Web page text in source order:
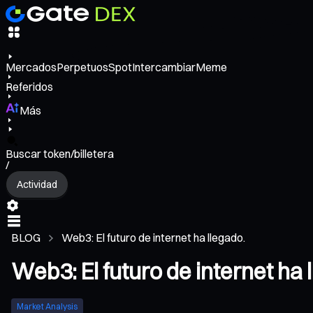
MercadosPerpetuosSpotIntercambiarMeme
Referidos
Más
Buscar token/billetera
/
Actividad
BLOG Web3: El futuro de internet ha llegado.
Web3: El futuro de internet ha
Market Analysis